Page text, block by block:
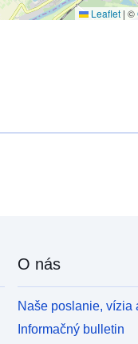
Leaflet | ©
O nás
Naše poslanie, vízia
Informačný bulletin